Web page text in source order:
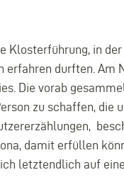
Klosterführung, in
durften. Am
Die vorab
zu schaffen, die
damit erfüllen
letztendlich auf